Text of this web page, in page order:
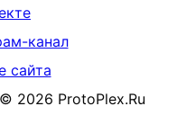
канал
сайта
© 2026 ProtoPlex.Ru